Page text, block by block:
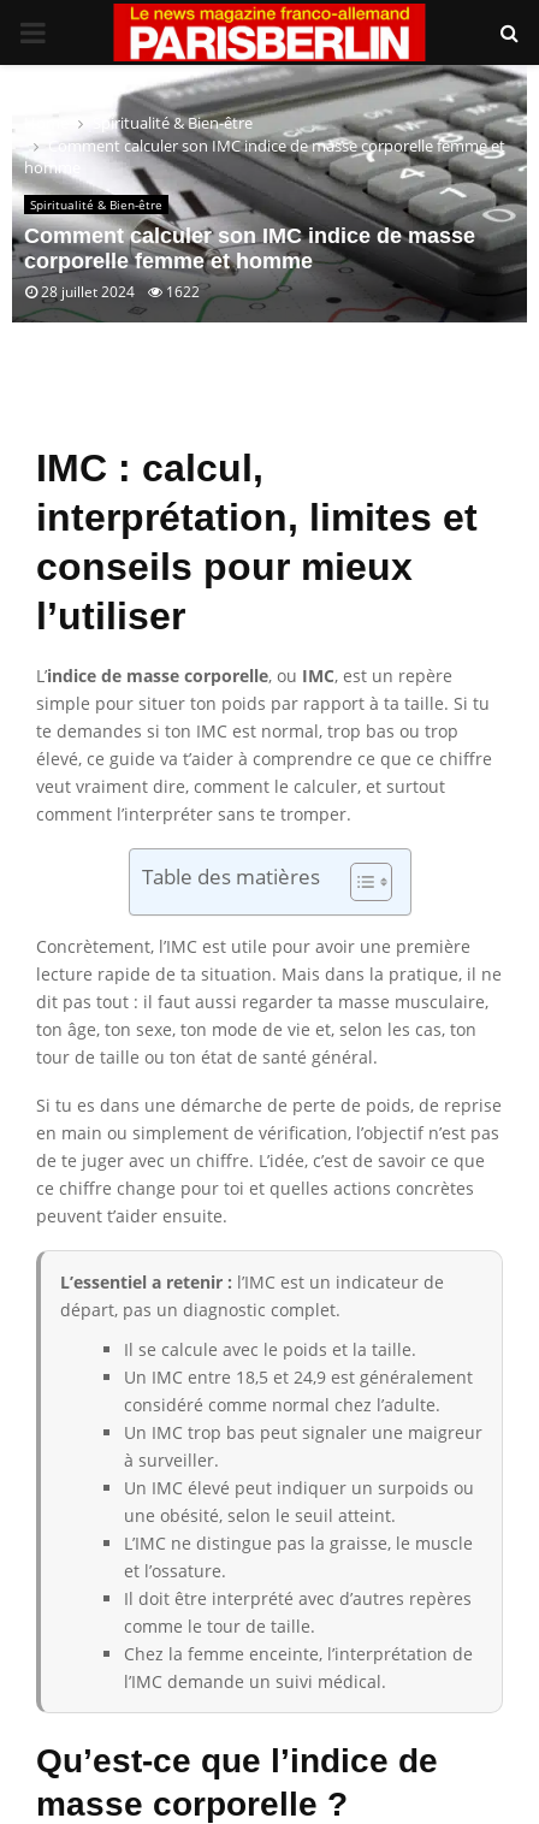
PRIMARY
Spiritualité & Bien-être
Comment calculer son IMC indice de masse corporelle femme et
homme
Spiritualité & Bien-être
Comment calculer son IMC indice de masse
corporelle femme et homme
28 juillet 2024 1622
IMC : calcul,
interprétation, limites et
conseils pour mieux
l’utiliser
L’indice de masse corporelle, ou IMC, est un repère
simple pour situer ton poids par rapport à ta taille. Si tu
te demandes si ton IMC est normal, trop bas ou trop
élevé, ce guide va t’aider à comprendre ce que ce chiffre
veut vraiment dire, comment le calculer, et surtout
comment l’interpréter sans te tromper.
Table des matières
Concrètement, l’IMC est utile pour avoir une première
lecture rapide de ta situation. Mais dans la pratique, il ne
dit pas tout : il faut aussi regarder ta masse musculaire,
ton âge, ton sexe, ton mode de vie et, selon les cas, ton
tour de taille ou ton état de santé général.
Si tu es dans une démarche de perte de poids, de reprise
en main ou simplement de vérification, l’objectif n’est pas
de te juger avec un chiffre. L’idée, c’est de savoir ce que
ce chiffre change pour toi et quelles actions concrètes
peuvent t’aider ensuite.
L’essentiel a retenir : l’IMC est un indicateur de
départ, pas un diagnostic complet.
Il se calcule avec le poids et la taille.
Un IMC entre 18,5 et 24,9 est généralement
considéré comme normal chez l’adulte.
Un IMC trop bas peut signaler une maigreur
à surveiller.
Un IMC élevé peut indiquer un surpoids ou
une obésité, selon le seuil atteint.
L’IMC ne distingue pas la graisse, le muscle
et l’ossature.
Il doit être interprété avec d’autres repères
comme le tour de taille.
Chez la femme enceinte, l’interprétation de
l’IMC demande un suivi médical.
Qu’est-ce que l’indice de
masse corporelle ?